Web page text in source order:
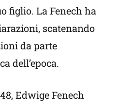
figlio. La Fenech ha
scatenando
da parte
dell’epoca.
Edwige Fenech